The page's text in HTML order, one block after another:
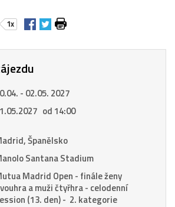
1x
- 02.05. 2027
od 14:00
Španělsko
Santana Stadium
Madrid Open - finále ženy
a muži čtyřhra - celodenní
(13. den) - 2. kategorie